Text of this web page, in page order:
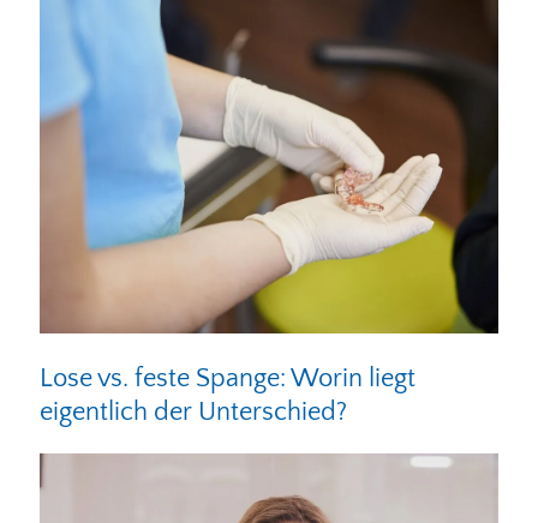
Lose vs. feste Spange: Worin liegt
eigentlich der Unterschied?